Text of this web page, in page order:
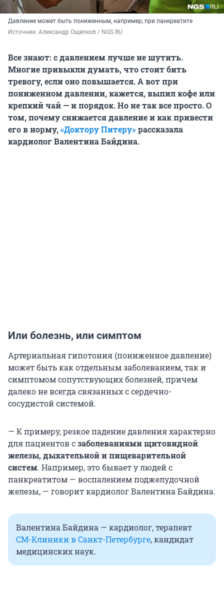
Давление может быть пониженным, например, при панкреатите
Источник: Александр Ощепков / NGS.RU
Все знают: с давлением лучше не шутить.
Многие привыкли думать, что стоит бить
тревогу, если оно повышается. А вот при
пониженном давлении, кажется, выпил кофе или
крепкий чай — и порядок. Но не так все просто. О
том, почему снижается давление и как привести
его в норму,«Доктору Питеру»рассказала
кардиолог Валентина Байдина.
Или болезнь, или симптом
Артериальная гипотония (пониженное давление)
может быть как отдельным заболеванием, так и
симптомом сопутствующих болезней, причем
далеко не всегда связанных с сердечно-
сосудистой системой.
— К примеру, резкое падение давления характерно
для пациентов сзаболеваниями щитовидной
железы, дыхательной и пищеварительной
систем. Например, это бывает у людей с
панкреатитом — воспалением поджелудочной
железы, — говорит кардиолог Валентина Байдина.
Валентина Байдина — кардиолог, терапевт
СМ-Клиники в Санкт-Петербурге, кандидат
медицинских наук.